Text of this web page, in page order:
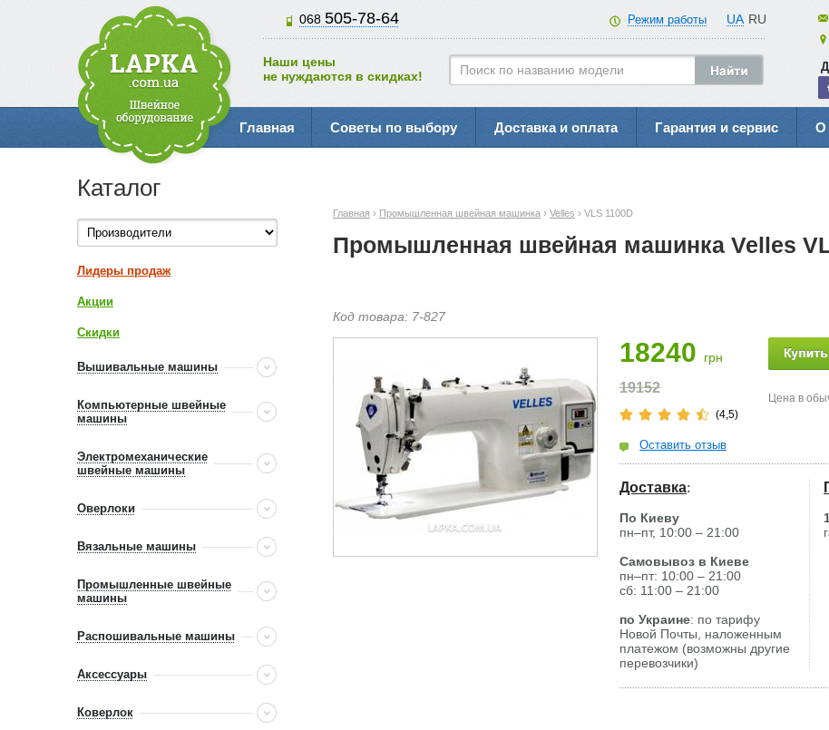
068 505-78-64 UA RU
Режим работы
Наши цены
не нуждаются в скидках!
Главная Советы по выбору Доставка и оплата Гарантия и сервис О
Главная › Промышленная швейная машинка › Velles › VLS 1100D
Промышленная швейная машинка Velles
Код товара: 7-827
18240 грн
19152
(4,5)
Оставить отзыв
Цена в
Доставка:
По Киеву
пн–пт, 10:00 – 21:00
Самовывоз в Киеве
пн–пт: 10:00 – 21:00
сб: 11:00 – 21:00
по Украине: по тарифу
Новой Почты, наложенным
платежом (возможны другие
перевозчики)
Каталог
Лидеры продаж
Акции
Скидки
Вышивальные машины
Компьютерные швейные
машины
Электромеханические
швейные машины
Оверлоки
Вязальные машины
Промышленные швейные
машины
Распошивальные машины
Аксессуары
Коверлок